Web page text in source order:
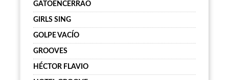
GATOENCERRAO
GIRLS SING
GOLPE VACÍO
GROOVES
HÉCTOR FLAVIO